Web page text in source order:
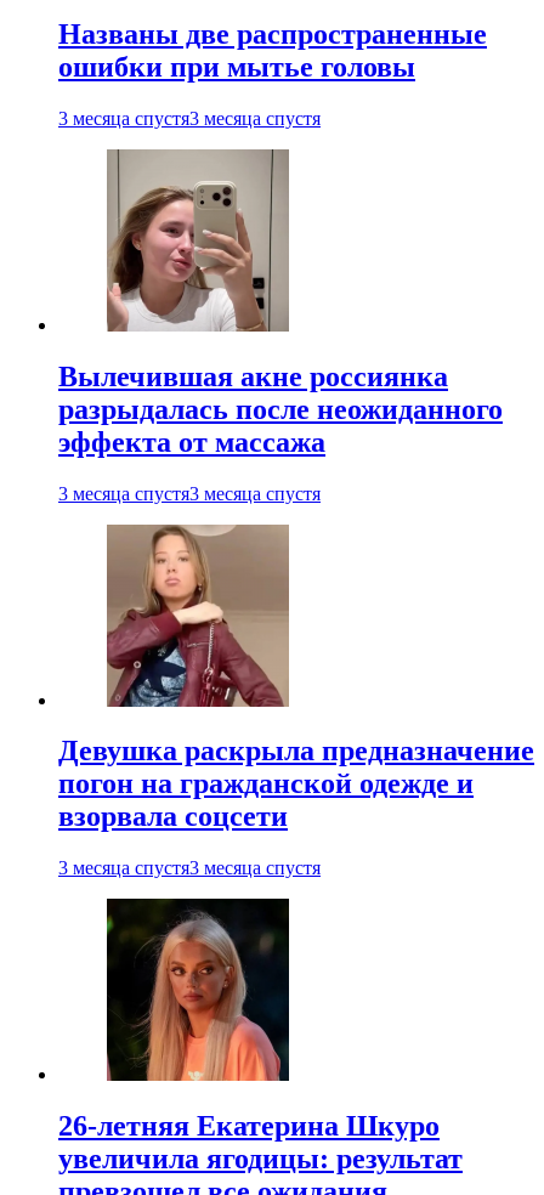
Названы две распространенные
ошибки при мытье головы
3 месяца спустя3 месяца спустя
Вылечившая акне россиянка
разрыдалась после неожиданного
эффекта от массажа
3 месяца спустя3 месяца спустя
Девушка раскрыла предназначение
погон на гражданской одежде и
взорвала соцсети
3 месяца спустя3 месяца спустя
26-летняя Екатерина Шкуро
увеличила ягодицы: результат